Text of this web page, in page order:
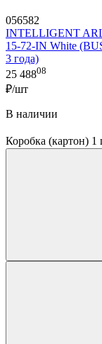
056582
INTELLIGENT
15-72-IN White
3 года)
25 48808
₽/шт
В наличии
Коробка (картон)